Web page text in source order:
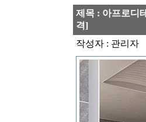
제목 : 아프로디
격]
작성자 : 관리자